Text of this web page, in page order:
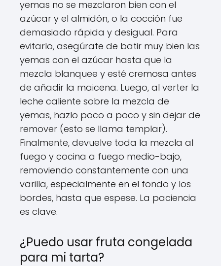
yemas no se mezclaron bien con el
azúcar y el almidón, o la cocción fue
demasiado rápida y desigual. Para
evitarlo, asegúrate de batir muy bien las
yemas con el azúcar hasta que la
mezcla blanquee y esté cremosa antes
de añadir la maicena. Luego, al verter la
leche caliente sobre la mezcla de
yemas, hazlo poco a poco y sin dejar de
remover (esto se llama templar).
Finalmente, devuelve toda la mezcla al
fuego y cocina a fuego medio-bajo,
removiendo constantemente con una
varilla, especialmente en el fondo y los
bordes, hasta que espese. La paciencia
es clave.
¿Puedo usar fruta congelada
para mi tarta?